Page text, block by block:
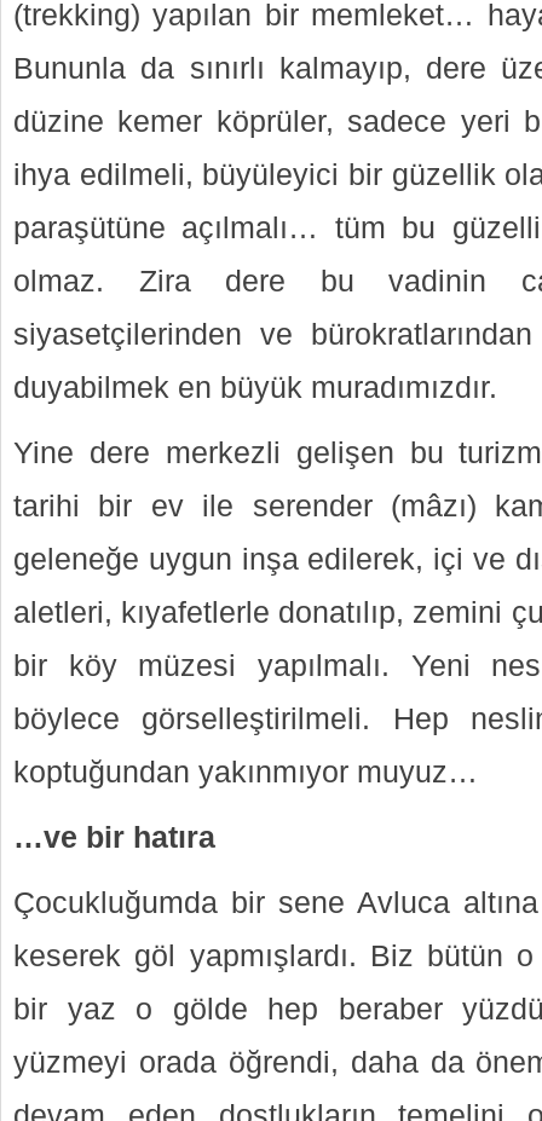
(trekking) yapılan bir memleket…
Bununla da sınırlı kalmayıp, dere
düzine kemer köprüler, sadece yeri
ihya edilmeli, büyüleyici bir güzellik
paraşütüne açılmalı… tüm bu
olmaz. Zira dere bu vadinin
siyasetçilerinden ve
duyabilmek en büyük muradımızdır.
Yine dere merkezli gelişen bu
tarihi bir ev ile serender (mâzı)
geleneğe uygun inşa edilerek, içi ve
aletleri, kıyafetlerle donatılıp, zemini
bir köy müzesi yapılmalı. Yeni
böylece görselleştirilmeli. Hep
koptuğundan yakınmıyor muyuz…
…ve bir hatıra
Çocukluğumda bir sene Avluca
keserek göl yapmışlardı. Biz bütün
bir yaz o gölde hep beraber
yüzmeyi orada öğrendi, daha da